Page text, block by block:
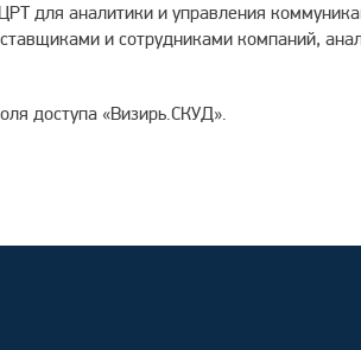
для аналитики и управления
и сотрудниками компаний,
доступа «Визирь.СКУД».